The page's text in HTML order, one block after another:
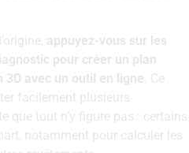
appuyez-vous sur les
pour créer un plan
avec un outil en ligne . Ce
facilement plusieurs
que tout n’y figure pas : certains
notamment pour calculer les